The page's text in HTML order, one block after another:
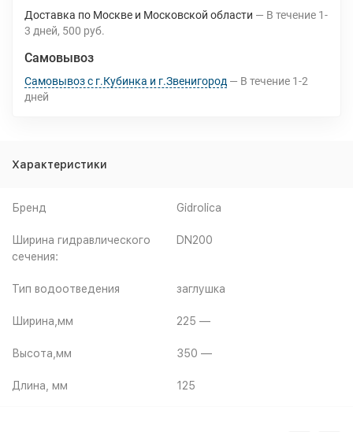
Доставка по Москве и Московской области В течение 1-
3 дней 500 руб.
Самовывоз
Самовывоз с г.Кубинка и г.Звенигород В течение 1-2
дней
Характеристики
Бренд Gidrolica
Ширина гидравлического
сечения:
DN200
Тип водоотведения заглушка
Ширина,мм 225 —
Высота,мм 350 —
Длина, мм 125